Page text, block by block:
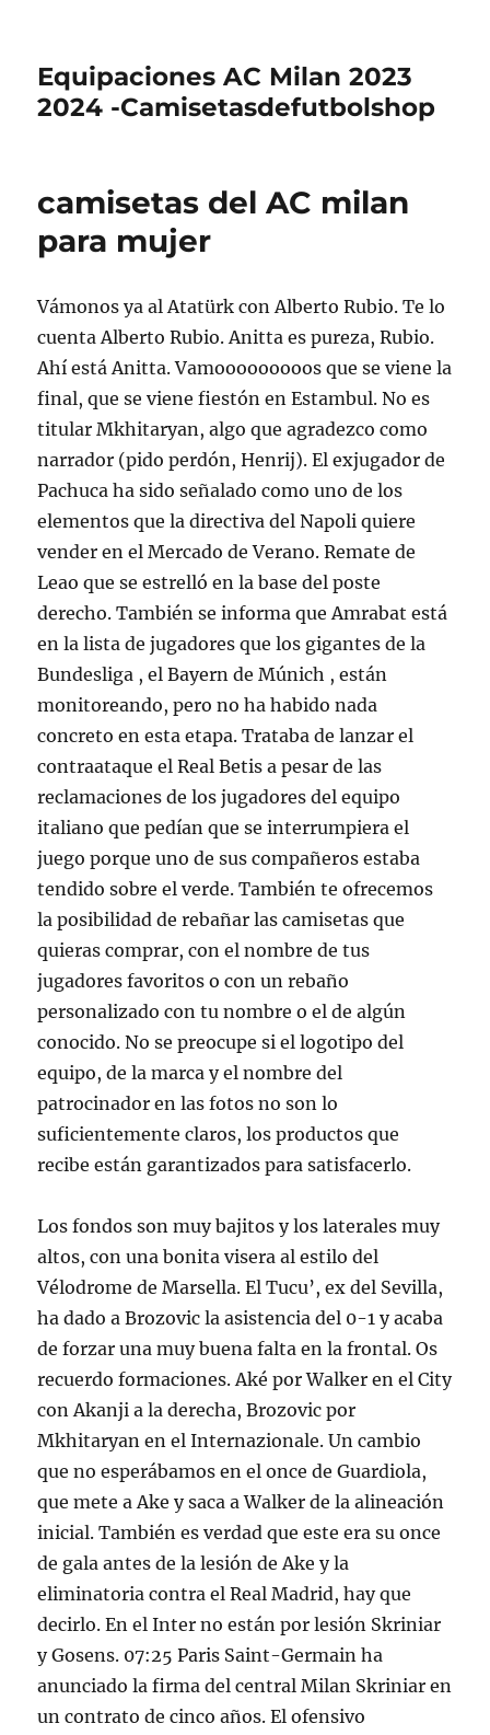
Equipaciones AC Milan 2023
2024 -Camisetasdefutbolshop
camisetas del AC milan
para mujer
Vámonos ya al Atatürk con Alberto Rubio. Te lo
cuenta Alberto Rubio. Anitta es pureza, Rubio.
Ahí está Anitta. Vamooooooooos que se viene la
final, que se viene fiestón en Estambul. No es
titular Mkhitaryan, algo que agradezco como
narrador (pido perdón, Henrij). El exjugador de
Pachuca ha sido señalado como uno de los
elementos que la directiva del Napoli quiere
vender en el Mercado de Verano. Remate de
Leao que se estrelló en la base del poste
derecho. También se informa que Amrabat está
en la lista de jugadores que los gigantes de la
Bundesliga , el Bayern de Múnich , están
monitoreando, pero no ha habido nada
concreto en esta etapa. Trataba de lanzar el
contraataque el Real Betis a pesar de las
reclamaciones de los jugadores del equipo
italiano que pedían que se interrumpiera el
juego porque uno de sus compañeros estaba
tendido sobre el verde. También te ofrecemos
la posibilidad de rebañar las camisetas que
quieras comprar, con el nombre de tus
jugadores favoritos o con un rebaño
personalizado con tu nombre o el de algún
conocido. No se preocupe si el logotipo del
equipo, de la marca y el nombre del
patrocinador en las fotos no son lo
suficientemente claros, los productos que
recibe están garantizados para satisfacerlo.
Los fondos son muy bajitos y los laterales muy
altos, con una bonita visera al estilo del
Vélodrome de Marsella. El Tucu’, ex del Sevilla,
ha dado a Brozovic la asistencia del 0-1 y acaba
de forzar una muy buena falta en la frontal. Os
recuerdo formaciones. Aké por Walker en el City
con Akanji a la derecha, Brozovic por
Mkhitaryan en el Internazionale. Un cambio
que no esperábamos en el once de Guardiola,
que mete a Ake y saca a Walker de la alineación
inicial. También es verdad que este era su once
de gala antes de la lesión de Ake y la
eliminatoria contra el Real Madrid, hay que
decirlo. En el Inter no están por lesión Skriniar
y Gosens. 07:25 Paris Saint-Germain ha
anunciado la firma del central Milan Skriniar en
un contrato de cinco años. El ofensivo